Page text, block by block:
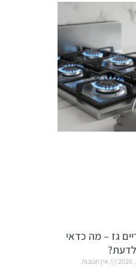
גז – מה כדאי
אין תגובות